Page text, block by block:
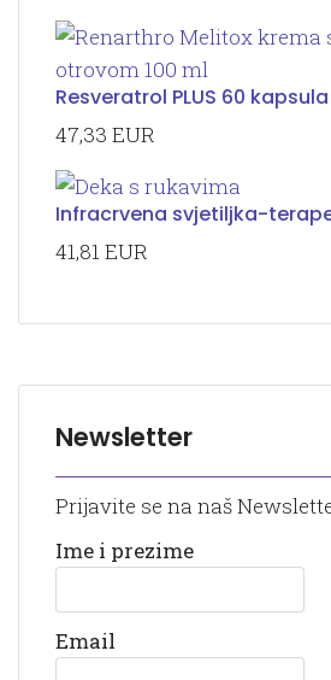
Resveratrol PLUS 60 kapsula
47,33 EUR
Infracrvena svjetiljka-
41,81 EUR
Newsletter
Prijavite se na naš
Ime i prezime
Email